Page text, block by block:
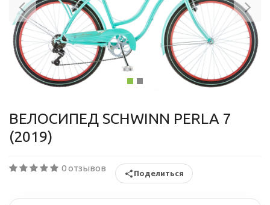
ВЕЛОСИПЕД SCHWINN PERLA 7
(2019)
0 отзывов Поделиться